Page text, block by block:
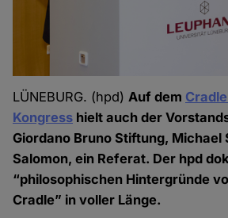
LÜNEBURG. (hpd)Auf dem
Kongress hielt auch der
Giordano Bruno Stiftung, Michael
Salomon, ein Referat. Der hpd
“philosophischen Hintergründe
Cradle” in voller Länge.